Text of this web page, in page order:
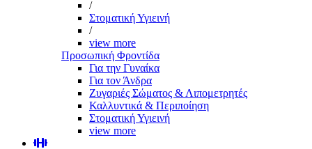
/
Στοματική Υγιεινή
/
view more
Προσωπική Φροντίδα
Για την Γυναίκα
Για τον Άνδρα
Ζυγαριές Σώματος & Λιπομετρητές
Καλλυντικά & Περιποίηση
Στοματική Υγιεινή
view more